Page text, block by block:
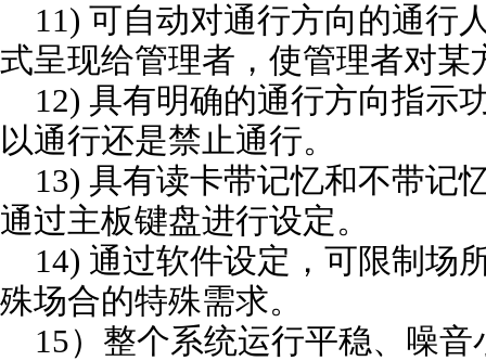
11) 可自动对通行方向的通行
式呈现给管理者，使管理者对
12) 具有明确的通行方向指示
以通行还是禁止通行。
13) 具有读卡带记忆和不带记
通过主板键盘进行设定。
14) 通过软件设定，可限制场
殊场合的特殊需求。
15）整个系统运行平稳、噪音